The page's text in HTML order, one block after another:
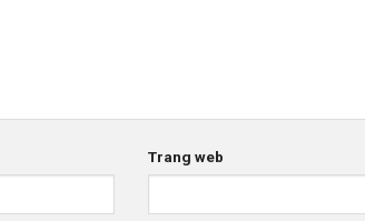
Trang web